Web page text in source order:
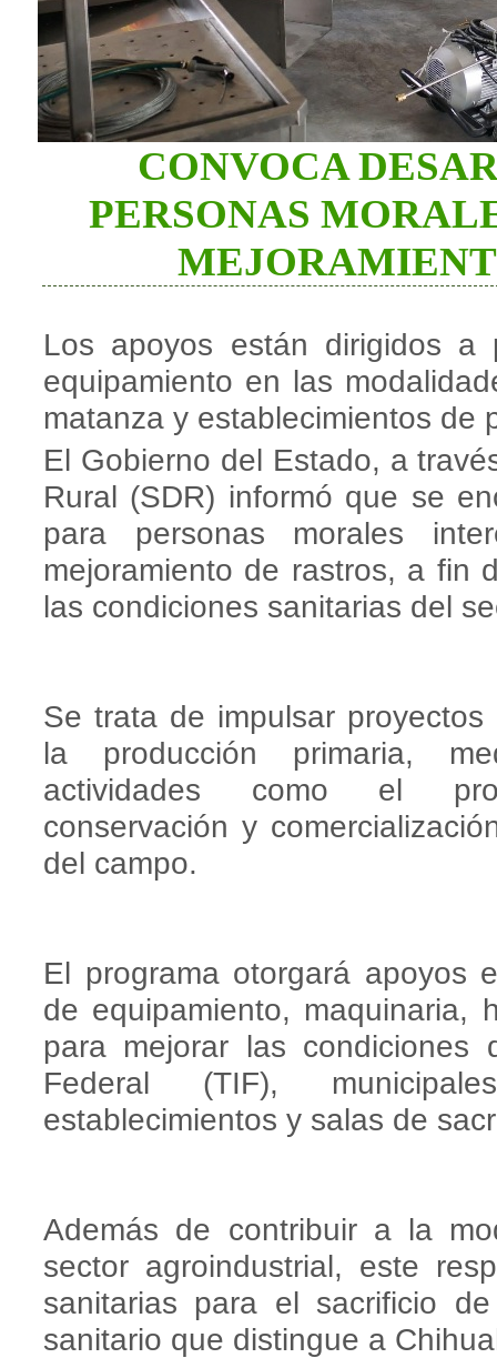
CONVOCA
PERSONAS
Los apoyos están dirigidos a
equipamiento en las
matanza y establecimientos de
El Gobierno del Estado, a
Rural (SDR) informó que se
para personas morales
mejoramiento de rastros, a fin
las condiciones sanitarias del
Se trata de impulsar
la producción primaria,
actividades como el
conservación y
del campo.
El programa otorgará apoyos
de equipamiento, maquinaria,
para mejorar las condiciones
Federal (TIF),
establecimientos y salas de
Además de contribuir a la
sector agroindustrial, este
sanitarias para el sacrificio
sanitario que distingue a